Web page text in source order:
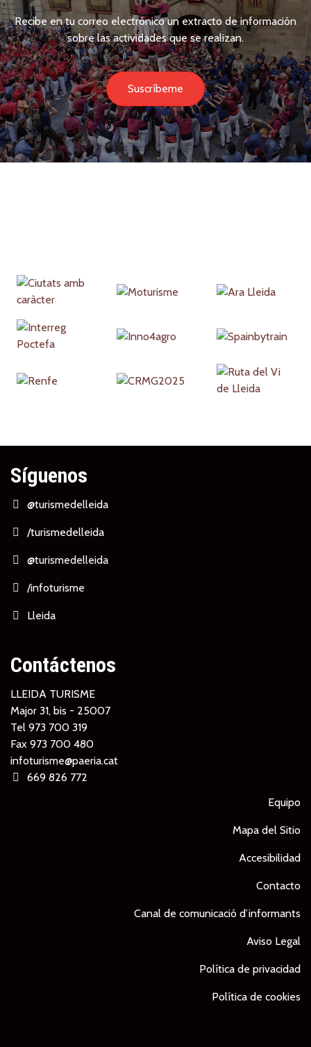
Recibe en tu correo electrónico un extracto de información
sobre las actividades que se realizan.
Suscríbeme
Partners
Síguenos
@turismedelleida
/turismedelleida
@turismedelleida
/infoturisme
Lleida
Contáctenos
LLEIDA TURISME
Major 31, bis - 25007
Tel 973 700 319
Fax 973 700 480
infoturisme@paeria.cat
669 826 772
Equipo
Mapa del Sitio
Accesibilidad
Contacto
Canal de comunicació d’informants
Aviso Legal
Política de privacidad
Política de cookies